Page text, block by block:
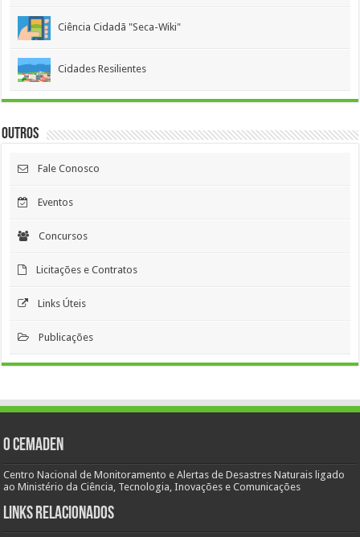
Ciência Cidadã "Seca-Wiki"
Cidades Resilientes
Outros
Fale Conosco
Eventos
Concursos
Licitações e Contratos
Links Úteis
Publicações
O Cemaden
Centro Nacional de Monitoramento e Alertas de Desastres Naturais ligado
ao Ministério da Ciência, Tecnologia, Inovações e Comunicações
Links Relacionados